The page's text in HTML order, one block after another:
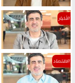
الأخبار
الاقتصاد